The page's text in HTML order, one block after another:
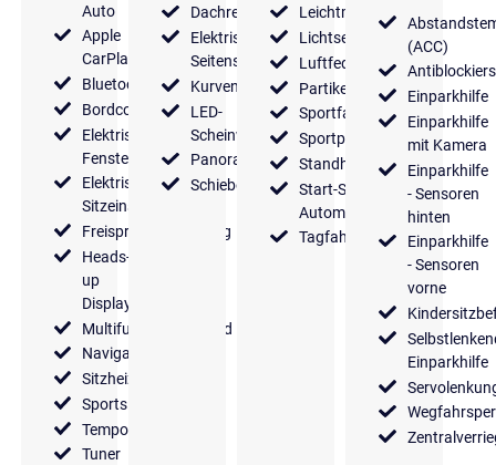
Auto
Apple
CarPlay
Bluetooth
Bordcomputer
Elektrische
Fensterheber
Elektrische
Sitzeinstellung
Freisprecheinrichtung
Heads-
up
Display
Multifunktionslenkrad
Navigationssystem
Sitzheizung
Sportsitze
Tempomat
Tuner
Dachreling
Elektrische
Seitenspiegel
Kurvenlicht
LED-
Scheinwerfer
Panoramadach
Schiebedach
Leichtmetallfelgen
Lichtsensor
Luftfederung
Partikelfilter
Sportfahrwerk
Sportpaket
Standheizung
Start-Stop
Automatik
Tagfahrlicht
(ACC)
Einparkhilfe
Einparkhilfe
mit Kamera
Einparkhilfe
- Sensoren
hinten
Einparkhilfe
- Sensoren
vorne
Einparkhilfe